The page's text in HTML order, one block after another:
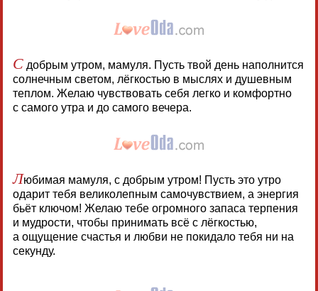
Сдобрым утром, мамуля. Пусть твой день наполнится
солнечным светом, лёгкостью в мыслях и душевным
теплом. Желаю чувствовать себя легко и комфортно
с самого утра и до самого вечера.
Любимая мамуля, с добрым утром! Пусть это утро
одарит тебя великолепным самочувствием, а энергия
бьёт ключом! Желаю тебе огромного запаса терпения
и мудрости, чтобы принимать всё с лёгкостью,
а ощущение счастья и любви не покидало тебя ни на
секунду.